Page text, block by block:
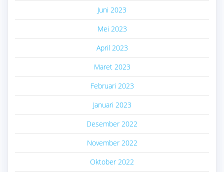
Juni 2023
Mei 2023
April 2023
Maret 2023
Februari 2023
Januari 2023
Desember 2022
November 2022
Oktober 2022